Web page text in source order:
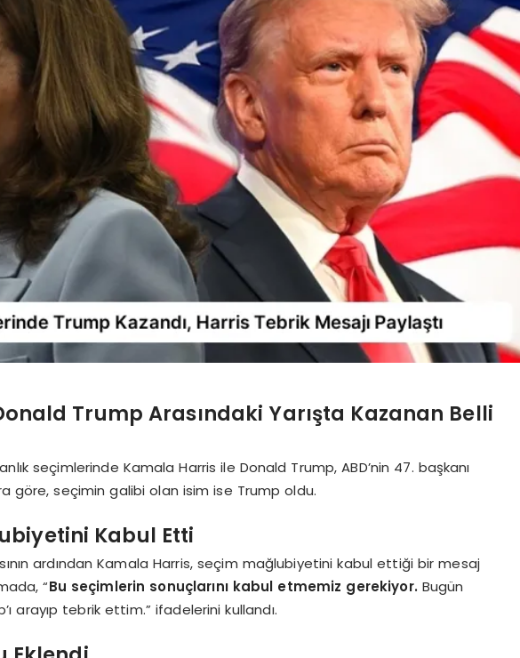
Trump Arasındaki Yarışta Kazanan Belli
seçimlerinde Kamala Harris ile Donald Trump, ABD’nin 47. başkanı
göre, seçimin galibi olan isim ise Trump oldu.
Kabul Etti
ardından Kamala Harris, seçim mağlubiyetini kabul ettiği bir mesaj
“Bu seçimlerin sonuçlarını kabul etmemiz gerekiyor. Bugün
arayıp tebrik ettim.” ifadelerini kullandı.